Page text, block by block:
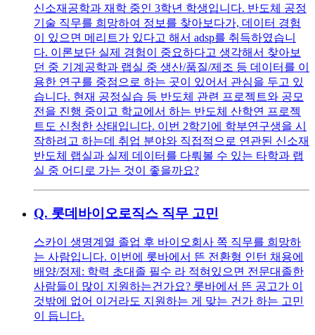
신소재공학과 재학 중인 3학년 학생입니다. 반도체 공정
기술 직무를 희망하여 정보를 찾아보다가, 데이터 경험
이 있으면 메리트가 있다고 해서 adsp를 취득하였습니
다. 이론보단 실제 경험이 중요하다고 생각해서 찾아보
던 중 기계공학과 랩실 중 생산/품질/제조 등 데이터를 이
용한 연구를 중점으로 하는 곳이 있어서 관심을 두고 있
습니다. 현재 공정실습 등 반도체 관련 프로젝트와 공모
전을 진행 중이고 학교에서 하는 반도체 산학연 프로젝
트도 신청한 상태입니다. 이번 2학기에 학부연구생을 시
작하려고 하는데 취업 분야와 직접적으로 연관된 신소재
반도체 랩실과 실제 데이터를 다뤄볼 수 있는 타학과 랩
실 중 어디로 가는 것이 좋을까요?
Q. 롯데바이오로직스 직무 고민
스카이 생명계열 졸업 후 바이오회사 쪽 직무를 희망하
는 사람입니다. 이번에 롯바에서 뜬 전환형 인턴 채용에
배양/정제: 학력 초대졸 필수 라 적혀있으면 전문대졸한
사람들이 많이 지원하는건가요? 롯바에서 뜬 공고가 이
것밖에 없어 이거라도 지원하는 게 맞는 건가 하는 고민
이 듭니다.